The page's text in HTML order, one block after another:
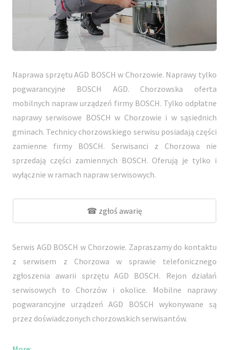
Naprawa sprzętu AGD BOSCH w Chorzowie. Naprawy tylko
pogwarancyjne BOSCH AGD. Chorzowska oferta
mobilnych napraw urządzeń firmy BOSCH. Tylko odpłatne
naprawy serwisowe BOSCH w Chorzowie i w sąsiednich
gminach. Technicy chorzowskiego serwisu posiadają części
zamienne firmy BOSCH. Serwisanci z Chorzowa nie
sprzedają części zamiennych BOSCH. Oferują je tylko i
wyłącznie w ramach napraw serwisowych.
☎ zgłoś awarię
Serwis AGD BOSCH w Chorzowie. Zapraszamy do kontaktu
z serwisem z Chorzowa w sprawie telefonicznego
zgłoszenia awarii sprzętu AGD BOSCH. Rejon działań
serwisowych to Chorzów i okolice. Mobilne naprawy
pogwarancyjne urządzeń AGD BOSCH wykonywane są
przez doświadczonych chorzowskich serwisantów.